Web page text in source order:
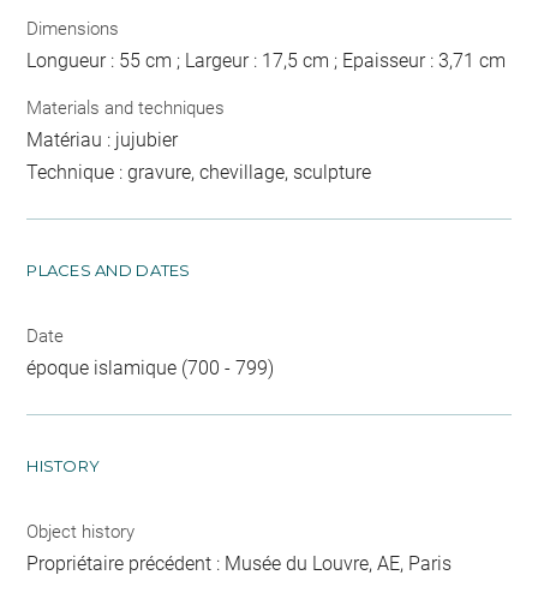
Dimensions
Longueur : 55 cm ; Largeur : 17,5 cm ; Epaisseur : 3,71 cm
Materials and techniques
Matériau : jujubier
Technique : gravure, chevillage, sculpture
PLACES AND DATES
Date
époque islamique (700 - 799)
HISTORY
Object history
Propriétaire précédent : Musée du Louvre, AE, Paris